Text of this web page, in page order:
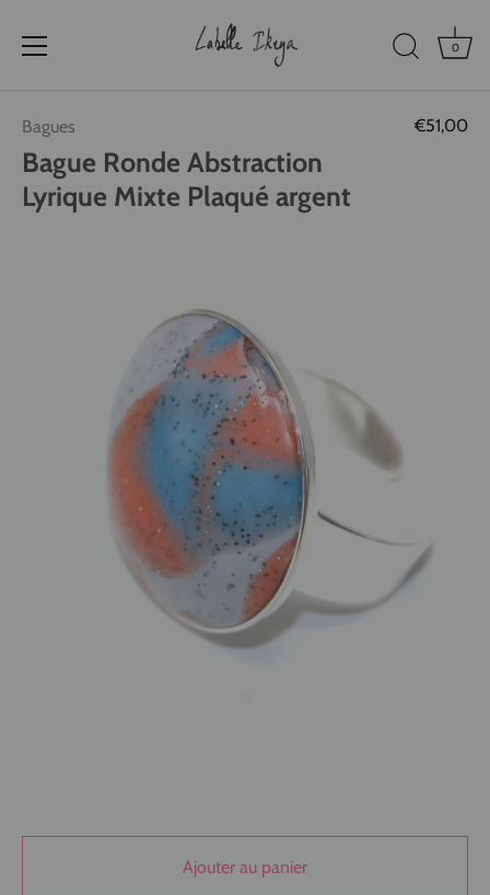
contenu
0
Bagues €51,00
Bague Ronde Abstraction
Lyrique Mixte Plaqué argent
Ajouter au panier